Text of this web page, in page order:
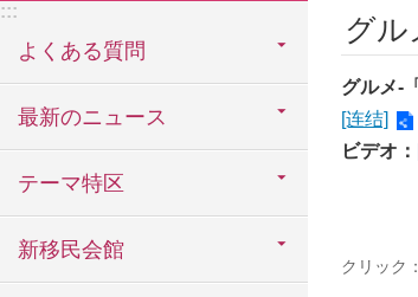
:::
よくある質問
最新のニュース
テーマ特区
新移民会館
グ
グルメ- 「
[连结]
ビデオ：
クリック：